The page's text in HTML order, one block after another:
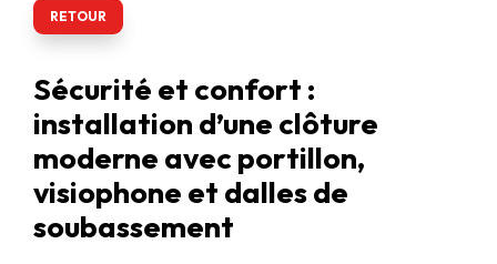
RETOUR
Sécurité et confort :
installation d’une clôture
moderne avec portillon,
visiophone et dalles de
soubassement